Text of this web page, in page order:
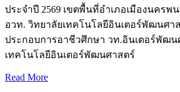
ประจำปี 2569 เขตพื้นที่อำเภอเมืองนคร
อวท. วิทยาลัยเทคโนโลยีอินเตอร์พัฒนศา
ประกอบการอาชีวศึกษา วท.อินเตอร์พัฒน
เทคโนโลยีอินเตอร์พัฒนศาสตร์
Read More